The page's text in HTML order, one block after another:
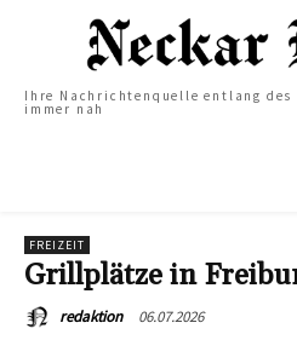
Ihre Nachrichtenquelle entlang
immer nah
FREIZEIT
Grillplätze in
redaktion 06.07.2026